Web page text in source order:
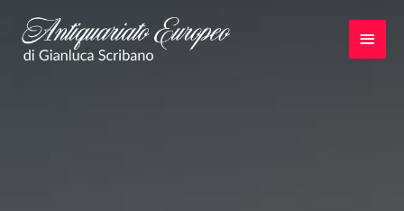
contenuto